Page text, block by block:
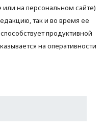
на персональном сайте)
так и во время ее
продуктивной
на оперативности